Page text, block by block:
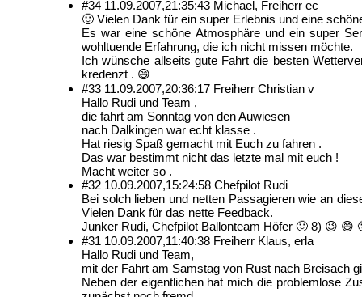
#34 11.09.2007,21:35:43 Michael, Freiherr ec
🙂 Vielen Dank für ein super Erlebnis und eine
Es war eine schöne Atmosphäre und ein super
wohltuende Erfahrung, die ich nicht missen möchte.
Ich wünsche allseits gute Fahrt die besten
kredenzt . 😄
#33 11.09.2007,20:36:17 Freiherr Christian v
Hallo Rudi und Team ,
die fahrt am Sonntag von den Auwiesen
nach Dalkingen war echt klasse .
Hat riesig Spaß gemacht mit Euch zu fahren .
Das war bestimmt nicht das letzte mal mit euch !
Macht weiter so .
#32 10.09.2007,15:24:58 Chefpilot Rudi
Bei solch lieben und netten Passagieren wie an
Vielen Dank für das nette Feedback.
Junker Rudi, Chefpilot Ballonteam Höfer 🙂 8) 😉 😄
#31 10.09.2007,11:40:38 Freiherr Klaus, erla
Hallo Rudi und Team,
mit der Fahrt am Samstag von Rust nach Breisach
Neben der eigentlichen hat mich die problemlose